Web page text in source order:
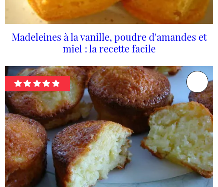
Madeleines à la vanille, poudre d'amandes et
miel : la recette facile